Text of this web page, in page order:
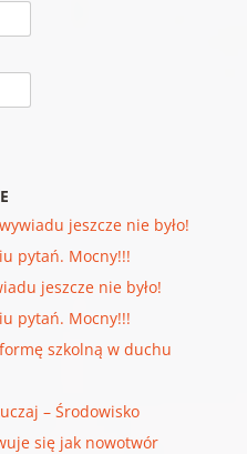
jeszcze nie było!
pytań. Mocny!!!
jeszcze nie było!
pytań. Mocny!!!
szkolną w duchu
– Środowisko
się jak nowotwór